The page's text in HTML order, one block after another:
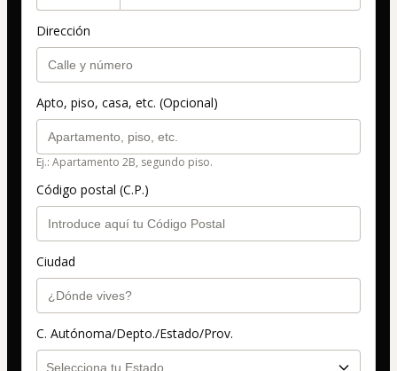
Dirección
Apto, piso, casa, etc. (Opcional)
Ej.: Apartamento 2B, segundo piso.
Código postal (C.P.)
Ciudad
C. Autónoma/Depto./Estado/Prov.